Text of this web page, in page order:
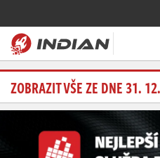
Magazín
ZOBRAZIT VŠE ZE DNE 31.